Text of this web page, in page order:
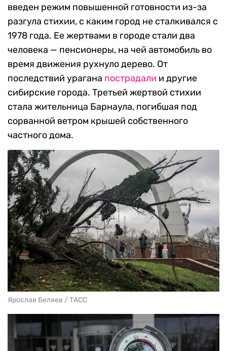
введен режим повышенной готовности из-за
разгула стихии, с каким город не сталкивался с
1978 года. Ее жертвами в городе стали два
человека — пенсионеры, на чей автомобиль во
время движения рухнуло дерево. От
последствий урагана пострадали и другие
сибирские города. Третьей жертвой стихии
стала жительница Барнаула, погибшая под
сорванной ветром крышей собственного
частного дома.
Ярослав Беляев / ТАСС